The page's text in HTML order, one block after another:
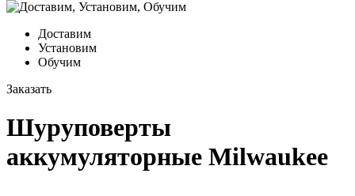
Доставим
Установим
Обучим
Заказать
Шуруповерты
аккумуляторные Milwaukee